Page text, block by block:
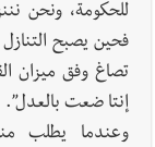
للحكومة، ونحن
فحين يصبح
تصاغ وفق ميزان
إنتا ضعت بالعدل”.
وعندما يطلب